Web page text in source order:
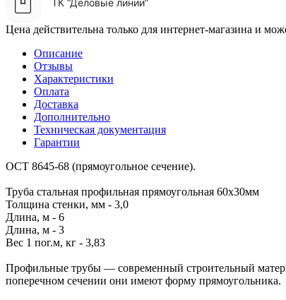
ТК “Деловые линии”
Цена действительна только для интернет-магазина и
Описание
Отзывы
Характеристики
Оплата
Доставка
Дополнительно
Техническая документация
Гарантии
ОСТ 8645-68 (прямоугольное сечение).
Труба стальная профильная прямоугольная 60х30мм
Толщина стенки, мм - 3,0
Длина, м - 6
Длина, м - 3
Вес 1 пог.м, кг - 3,83
Профильные трубы — современный строительный
поперечном сечении они имеют форму прямоугольника.